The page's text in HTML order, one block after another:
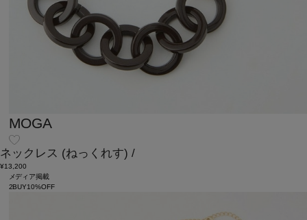
MOGA
ネックレス (ねっくれす) /
¥13,200
メディア掲載
2BUY10%OFF